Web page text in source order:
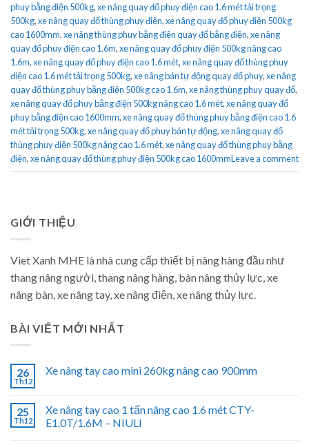
phuy bằng điện 500kg,xe nâng quay đổ phuy điện cao 1.6 mét tải trọng
500kg,xe nâng quay đổ thùng phuy điện,xe nâng quay đổ phuy điện 500kg
cao 1600mm,xe nâng thùng phuy bằng điện quay đổ bằng điện,xe nâng
quay đổ phuy điện cao 1.6m,xe nâng quay đổ phuy điện 500kg nâng cao
1.6m,xe nâng quay đổ phuy điện cao 1.6 mét,xe nâng quay đổ thùng phuy
điện cao 1.6 mét tải trọng 500kg,xe nâng bán tự động quay đổ phuy,xe nâng
quay đổ thùng phuy bằng điện 500kg cao 1.6m,xe nâng thùng phuy quay đổ,
xe nâng quay đổ phuy bằng điện 500kg nâng cao 1.6 mét,xe nâng quay đổ
phuy bằng điện cao 1600mm,xe nâng quay đổ thùng phuy bằng điện cao 1.6
mét tải trọng 500kg,xe nâng quay đổ phuy bán tự động,xe nâng quay đổ
thùng phuy điện 500kg nâng cao 1.6 mét,xe nâng quay đổ thùng phuy bằng
điện,xe nâng quay đổ thùng phuy điện 500kg cao 1600mmLeave a comment
GIỚI THIỆU
Viet Xanh MHE là nhà cung cấp thiết bị nâng hàng đầu như
thang nâng người, thang nâng hàng, bàn nâng thủy lực, xe
nâng bàn, xe nâng tay, xe nâng điện, xe nâng thủy lực.
BÀI VIẾT MỚI NHẤT
26
Th12
Xe nâng tay cao mini 260kg nâng cao 900mm
25
Th12
Xe nâng tay cao 1 tấn nâng cao 1.6 mét CTY-
E1.0T/1.6M – NIULI